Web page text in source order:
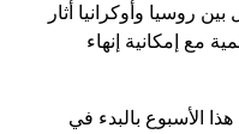
روسيا وأوكرانيا أثار
مع إمكانية إنهاء
الأسبوع بالبدء في